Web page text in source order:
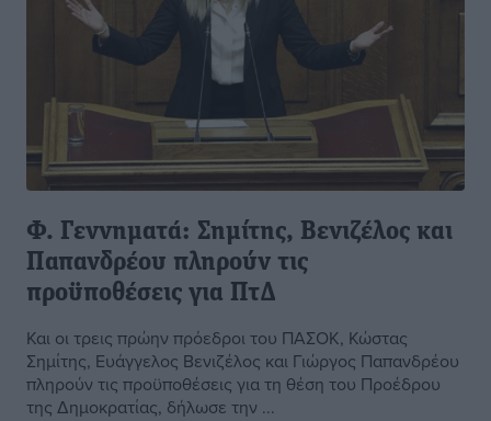
Φ. Γεννηματά: Σημίτης, Βενιζέλος και
Παπανδρέου πληρούν τις
προϋποθέσεις για ΠτΔ
Και οι τρεις πρώην πρόεδροι του ΠΑΣΟΚ, Κώστας
Σημίτης, Ευάγγελος Βενιζέλος και Γιώργος Παπανδρέου
πληρούν τις προϋποθέσεις για τη θέση του Προέδρου
της Δημοκρατίας, δήλωσε την ...